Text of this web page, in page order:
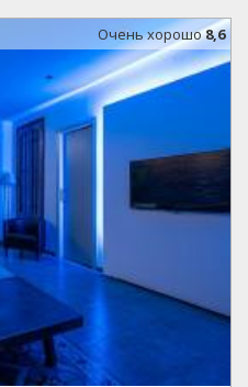
Oчень хорошо8,6